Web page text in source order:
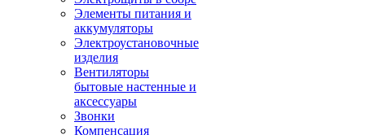
Элементы питания и
аккумуляторы
Электроустановочные
изделия
Вентиляторы
бытовые настенные и
аксессуары
Звонки
Компенсация